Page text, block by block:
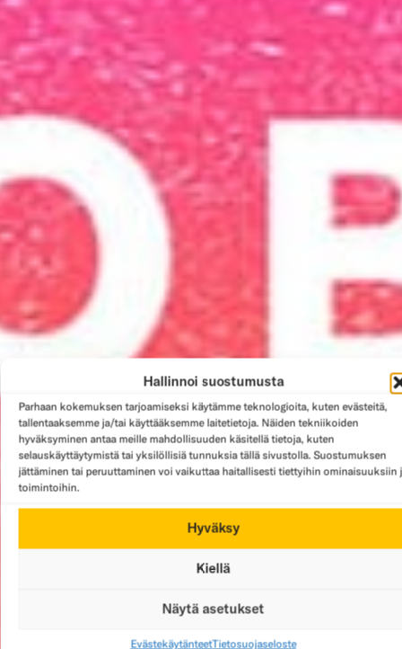
Hallinnoi suostumusta
Parhaan kokemuksen tarjoamiseksi käytämme teknologioita, kuten evästeitä,
tallentaaksemme ja/tai käyttääksemme laitetietoja. Näiden tekniikoiden
hyväksyminen antaa meille mahdollisuuden käsitellä tietoja, kuten
selauskäyttäytymistä tai yksilöllisiä tunnuksia tällä sivustolla. Suostumuksen
jättäminen tai peruuttaminen voi vaikuttaa haitallisesti tiettyihin ominaisuuksiin
toimintoihin.
Hyväksy
Kiellä
Näytä asetukset
EvästekäytänteetTietosuojaseloste